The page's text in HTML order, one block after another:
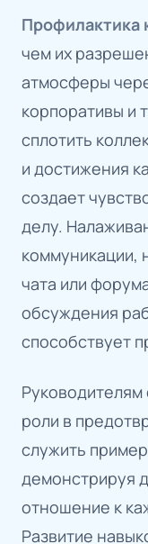
Профилактика
чем их
атмосферы
корпоративы и
сплотить
и достижения
создает
делу.
коммуникации,
чата или
обсуждения
способствует
Руководителям
роли в
служить
демонстрируя
отношение к
Развитие